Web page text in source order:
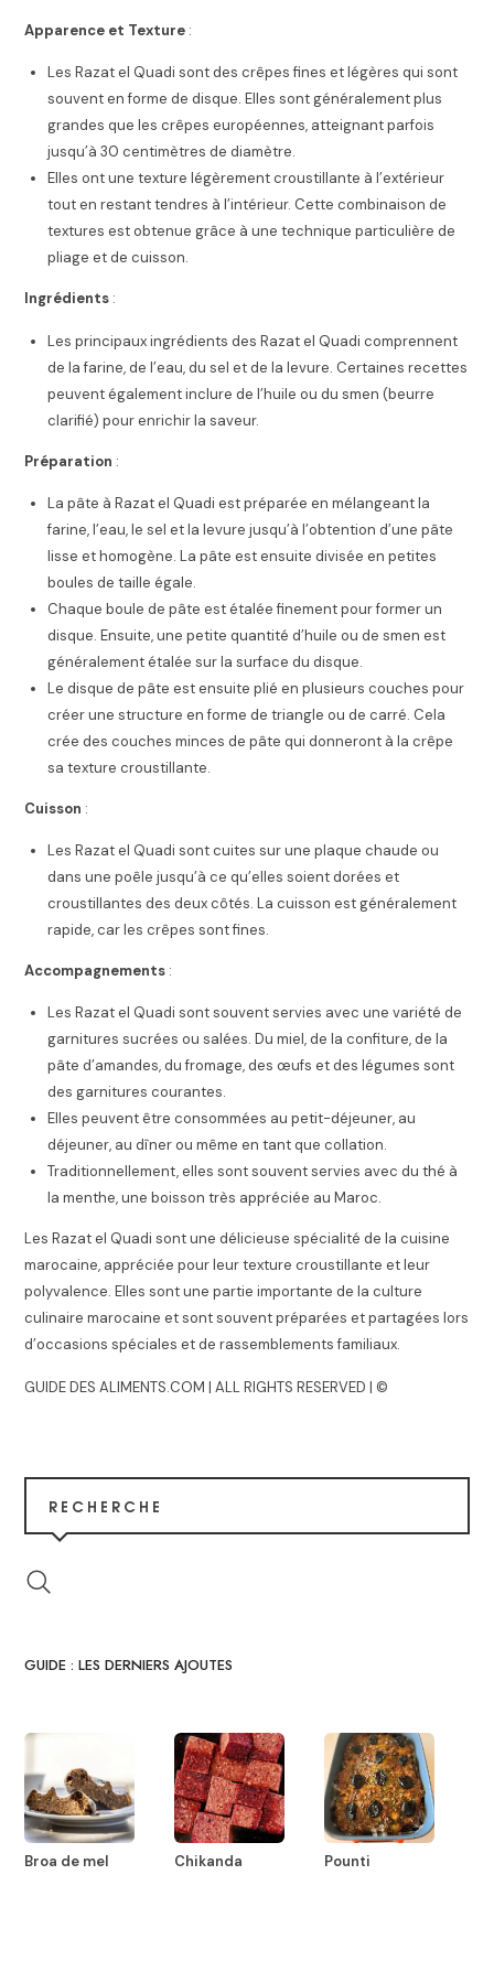
Apparence et Texture :
Les Razat el Quadi sont des crêpes fines et légères qui sont
souvent en forme de disque. Elles sont généralement plus
grandes que les crêpes européennes, atteignant parfois
jusqu’à 30 centimètres de diamètre.
Elles ont une texture légèrement croustillante à l’extérieur
tout en restant tendres à l’intérieur. Cette combinaison de
textures est obtenue grâce à une technique particulière de
pliage et de cuisson.
Ingrédients :
Les principaux ingrédients des Razat el Quadi comprennent
de la farine, de l’eau, du sel et de la levure. Certaines recettes
peuvent également inclure de l’huile ou du smen (beurre
clarifié) pour enrichir la saveur.
Préparation :
La pâte à Razat el Quadi est préparée en mélangeant la
farine, l’eau, le sel et la levure jusqu’à l’obtention d’une pâte
lisse et homogène. La pâte est ensuite divisée en petites
boules de taille égale.
Chaque boule de pâte est étalée finement pour former un
disque. Ensuite, une petite quantité d’huile ou de smen est
généralement étalée sur la surface du disque.
Le disque de pâte est ensuite plié en plusieurs couches pour
créer une structure en forme de triangle ou de carré. Cela
crée des couches minces de pâte qui donneront à la crêpe
sa texture croustillante.
Cuisson :
Les Razat el Quadi sont cuites sur une plaque chaude ou
dans une poêle jusqu’à ce qu’elles soient dorées et
croustillantes des deux côtés. La cuisson est généralement
rapide, car les crêpes sont fines.
Accompagnements :
Les Razat el Quadi sont souvent servies avec une variété de
garnitures sucrées ou salées. Du miel, de la confiture, de la
pâte d’amandes, du fromage, des œufs et des légumes sont
des garnitures courantes.
Elles peuvent être consommées au petit-déjeuner, au
déjeuner, au dîner ou même en tant que collation.
Traditionnellement, elles sont souvent servies avec du thé à
la menthe, une boisson très appréciée au Maroc.
Les Razat el Quadi sont une délicieuse spécialité de la cuisine
marocaine, appréciée pour leur texture croustillante et leur
polyvalence. Elles sont une partie importante de la culture
culinaire marocaine et sont souvent préparées et partagées lors
d’occasions spéciales et de rassemblements familiaux.
GUIDE DES ALIMENTS.COM | ALL RIGHTS RESERVED | ©
RECHERCHE
GUIDE : LES DERNIERS AJOUTES
Broa de mel Chikanda Pounti